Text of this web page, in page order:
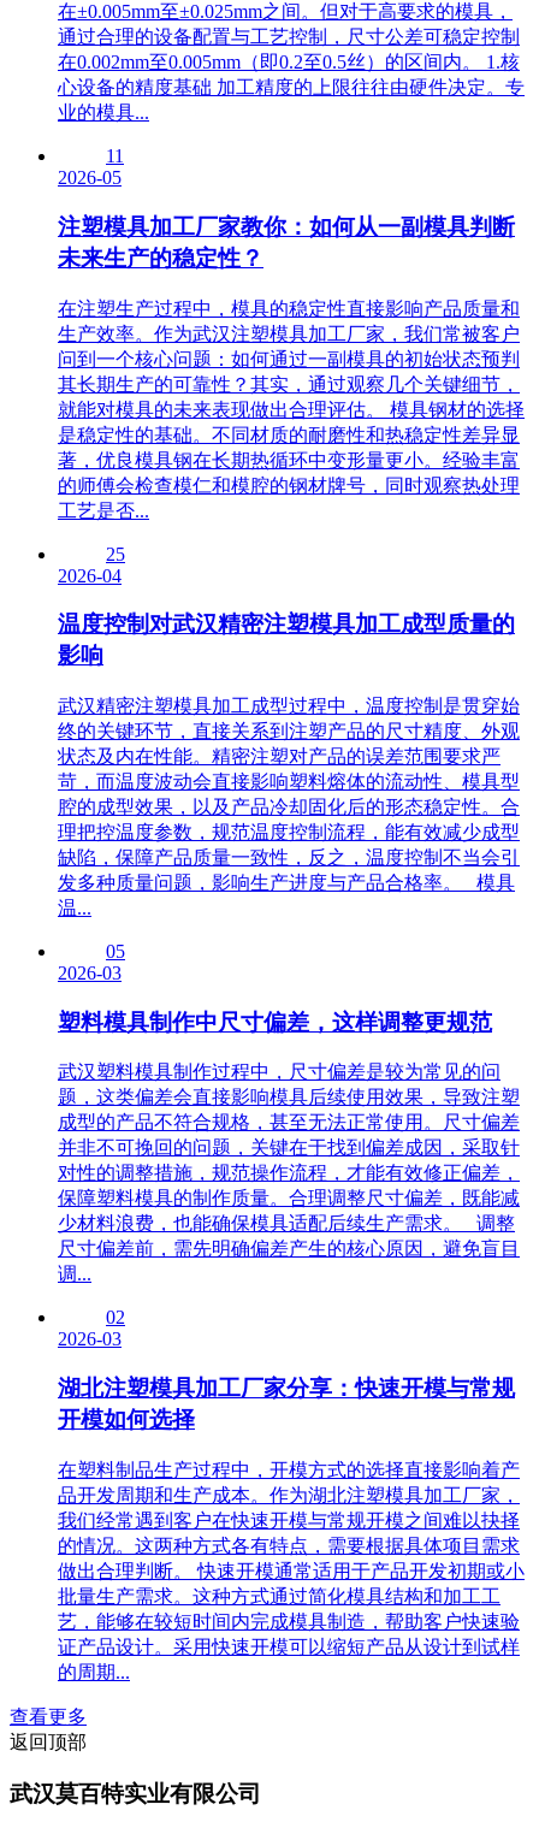
在±0.005mm至±0.025mm之间。但对于高要求的模具，
通过合理的设备配置与工艺控制，尺寸公差可稳定控制
在0.002mm至0.005mm（即0.2至0.5丝）的区间内。 1.核
心设备的精度基础 加工精度的上限往往由硬件决定。专
业的模具...
11
2026-05
注塑模具加工厂家教你：如何从一副模具判断
未来生产的稳定性？
在注塑生产过程中，模具的稳定性直接影响产品质量和
生产效率。作为武汉注塑模具加工厂家，我们常被客户
问到一个核心问题：如何通过一副模具的初始状态预判
其长期生产的可靠性？其实，通过观察几个关键细节，
就能对模具的未来表现做出合理评估。 模具钢材的选择
是稳定性的基础。不同材质的耐磨性和热稳定性差异显
著，优良模具钢在长期热循环中变形量更小。经验丰富
的师傅会检查模仁和模腔的钢材牌号，同时观察热处理
工艺是否...
25
2026-04
温度控制对武汉精密注塑模具加工成型质量的
影响
武汉精密注塑模具加工成型过程中，温度控制是贯穿始
终的关键环节，直接关系到注塑产品的尺寸精度、外观
状态及内在性能。精密注塑对产品的误差范围要求严
苛，而温度波动会直接影响塑料熔体的流动性、模具型
腔的成型效果，以及产品冷却固化后的形态稳定性。合
理把控温度参数，规范温度控制流程，能有效减少成型
缺陷，保障产品质量一致性，反之，温度控制不当会引
发多种质量问题，影响生产进度与产品合格率。 模具
温...
05
2026-03
塑料模具制作中尺寸偏差，这样调整更规范
武汉塑料模具制作过程中，尺寸偏差是较为常见的问
题，这类偏差会直接影响模具后续使用效果，导致注塑
成型的产品不符合规格，甚至无法正常使用。尺寸偏差
并非不可挽回的问题，关键在于找到偏差成因，采取针
对性的调整措施，规范操作流程，才能有效修正偏差，
保障塑料模具的制作质量。合理调整尺寸偏差，既能减
少材料浪费，也能确保模具适配后续生产需求。 调整
尺寸偏差前，需先明确偏差产生的核心原因，避免盲目
调...
02
2026-03
湖北注塑模具加工厂家分享：快速开模与常规
开模如何选择
在塑料制品生产过程中，开模方式的选择直接影响着产
品开发周期和生产成本。作为湖北注塑模具加工厂家，
我们经常遇到客户在快速开模与常规开模之间难以抉择
的情况。这两种方式各有特点，需要根据具体项目需求
做出合理判断。 快速开模通常适用于产品开发初期或小
批量生产需求。这种方式通过简化模具结构和加工工
艺，能够在较短时间内完成模具制造，帮助客户快速验
证产品设计。采用快速开模可以缩短产品从设计到试样
的周期...
查看更多
返回顶部
武汉莫百特实业有限公司